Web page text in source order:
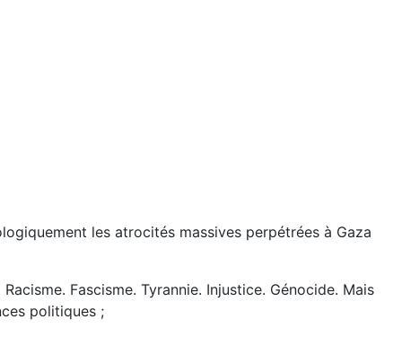
les atrocités massives perpétrées à Gaza
Fascisme. Tyrannie. Injustice. Génocide. Mais
politiques ;